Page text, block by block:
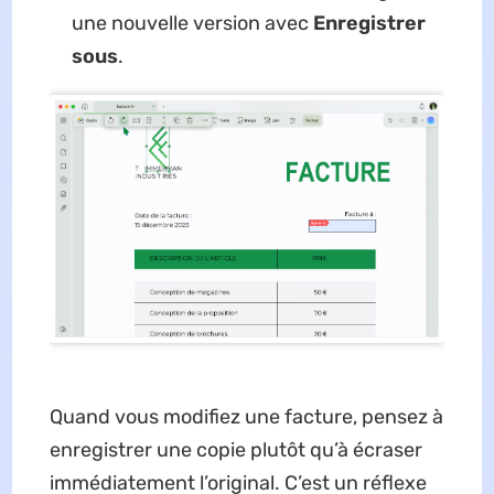
une nouvelle version avec Enregistrer
sous.
Quand vous modifiez une facture, pensez à
enregistrer une copie plutôt qu’à écraser
immédiatement l’original. C’est un réflexe